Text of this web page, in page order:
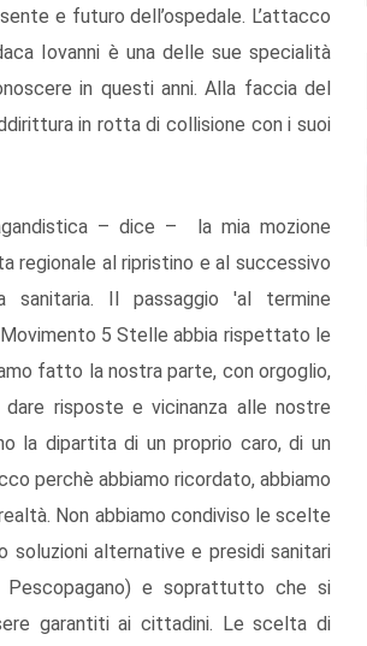
e futuro dell’ospedale. L’attacco
Iovanni è una delle sue specialità
in questi anni. Alla faccia del
in rotta di collisione con i suoi
– dice – la mia mozione
regionale al ripristino e al successivo
sanitaria. Il passaggio 'al termine
5 Stelle abbia rispettato le
fatto la nostra parte, con orgoglio,
risposte e vicinanza alle nostre
la dipartita di un proprio caro, di un
perchè abbiamo ricordato, abbiamo
Non abbiamo condiviso le scelte
alternative e presidi sanitari
Pescopagano) e soprattutto che si
garantiti ai cittadini. Le scelta di